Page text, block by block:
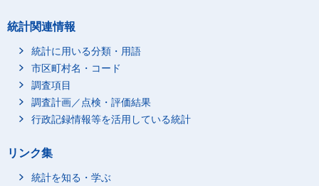
統計関連情報
統計に用いる分類・用語
市区町村名・コード
調査項目
調査計画／点検・評価結果
行政記録情報等を活用している統計
リンク集
統計を知る・学ぶ